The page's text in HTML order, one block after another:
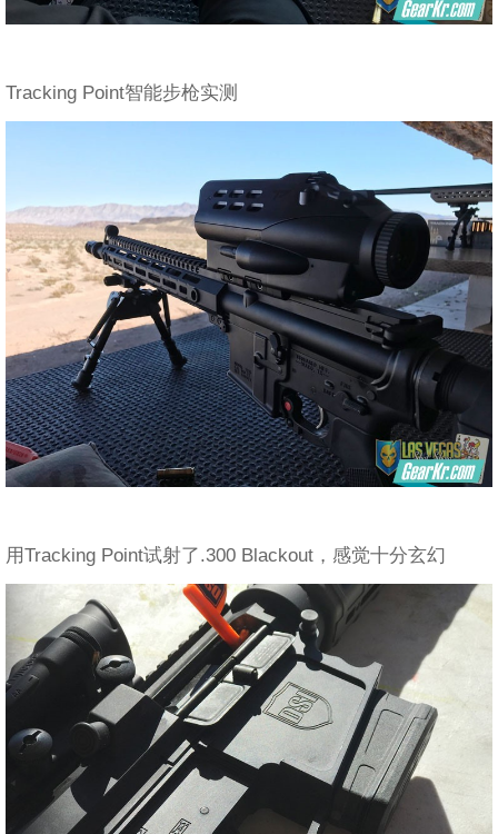
Tracking Point智能步枪实测
用Tracking Point试射了.300 Blackout，感觉十分玄幻